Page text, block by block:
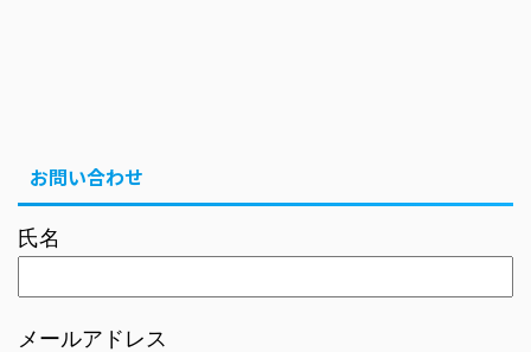
お問い合わせ
氏名
メールアドレス